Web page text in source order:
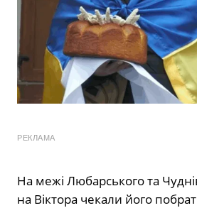
РЕКЛАМА
На межі Любарського та
на Віктора чекали його